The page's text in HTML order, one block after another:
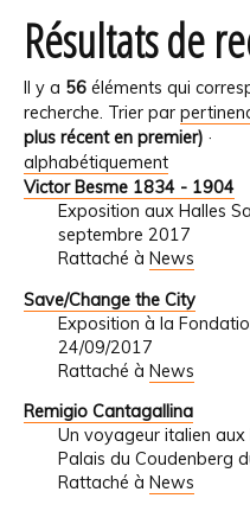
Résultats de
Il y a 56 éléments qui
recherche. Trier par
plus récent en premier) ·
alphabétiquement
Victor Besme 1834 - 1904
Exposition aux Halles
septembre 2017
Rattaché à News
Save/Change the City
Exposition à la
24/09/2017
Rattaché à News
Remigio Cantagallina
Un voyageur italien
Palais du Coudenberg
Rattaché à News